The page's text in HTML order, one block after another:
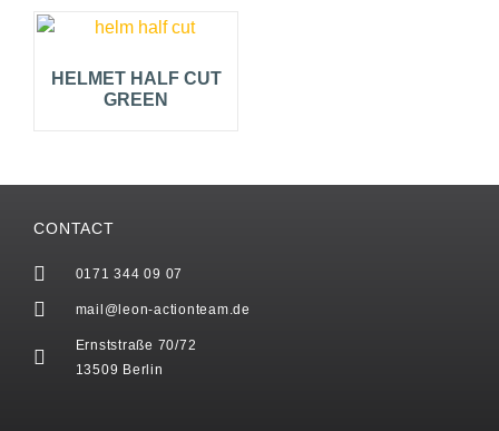
HELMET HALF CUT
GREEN
CONTACT
0171 344 09 07
mail@leon-actionteam.de
Ernststraße 70/72
13509 Berlin